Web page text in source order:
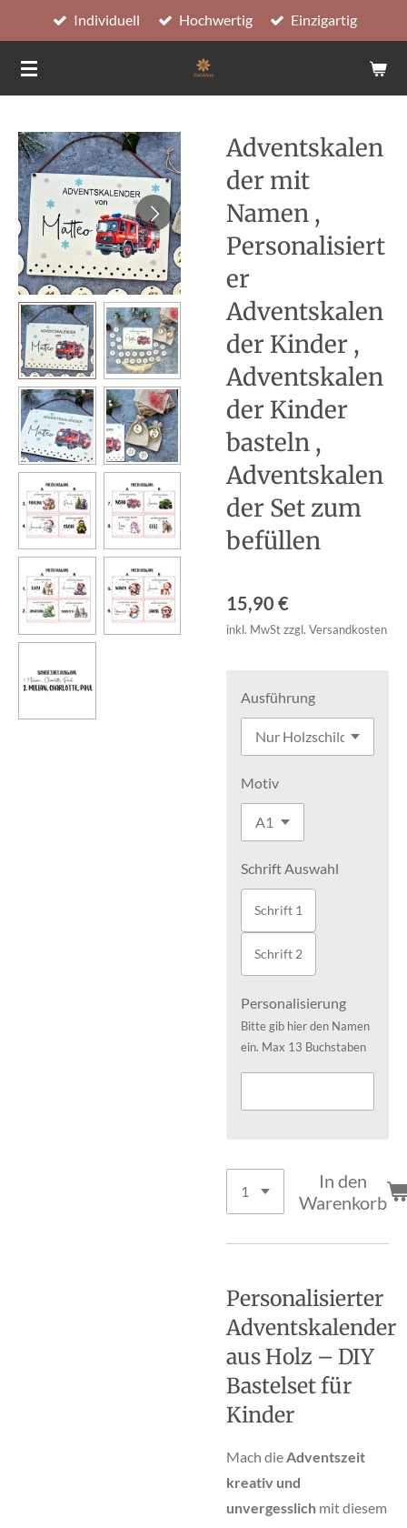
Hauptinhalt
springen
Individuell Hochwertig Einzigartig
Adventskalen
der mit
Namen ,
Personalisiert
er
Adventskalen
der Kinder ,
Adventskalen
der Kinder
basteln ,
Adventskalen
der Set zum
befüllen
15,90 €
inkl. MwSt zzgl. Versandkosten
Ausführung
Motiv
Schrift Auswahl
Schrift 1
Schrift 2
Personalisierung
Bitte gib hier den Namen
ein. Max 13 Buchstaben
In den
Warenkorb
Personalisierter
Adventskalender
aus Holz – DIY
Bastelset für
Kinder
Mach die Adventszeit
kreativ und
unvergesslich mit diesem